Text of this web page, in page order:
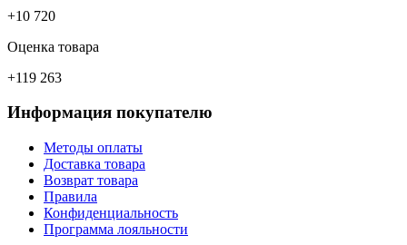
+10 720
Оценка товара
+119 263
Информация покупателю
Методы оплаты
Доставка товара
Возврат товара
Правила
Конфиденциальность
Программа лояльности